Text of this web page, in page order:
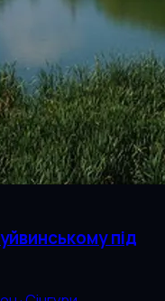
під